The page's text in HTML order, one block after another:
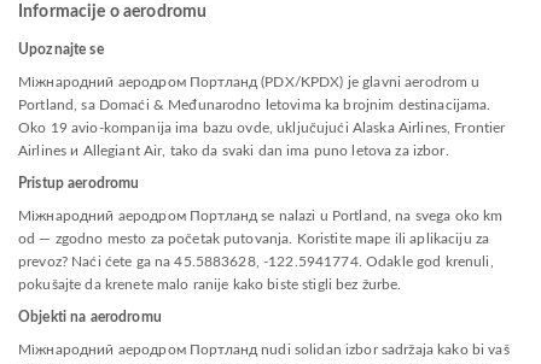
Informacije o aerodromu
Upoznajte se
Міжнародний аеродром Портланд (PDX/KPDX) je glavni aerodrom u
Portland, sa Domaći & Međunarodno letovima ka brojnim destinacijama.
Oko 19 avio-kompanija ima bazu ovde, uključujući Alaska Airlines, Frontier
Airlines и Allegiant Air, tako da svaki dan ima puno letova za izbor.
Pristup aerodromu
Міжнародний аеродром Портланд se nalazi u Portland, na svega oko km
od — zgodno mesto za početak putovanja. Koristite mape ili aplikaciju za
prevoz? Naći ćete ga na 45.5883628, -122.5941774. Odakle god krenuli,
pokušajte da krenete malo ranije kako biste stigli bez žurbe.
Objekti na aerodromu
Міжнародний аеродром Портланд nudi solidan izbor sadržaja kako bi vaš